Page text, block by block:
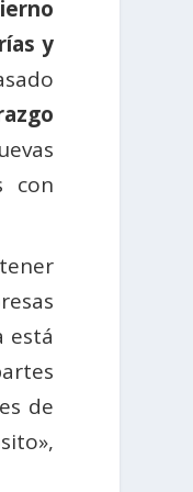
y
con
está
de